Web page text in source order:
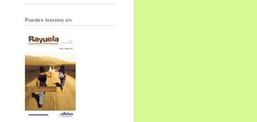
Puedes leernos en